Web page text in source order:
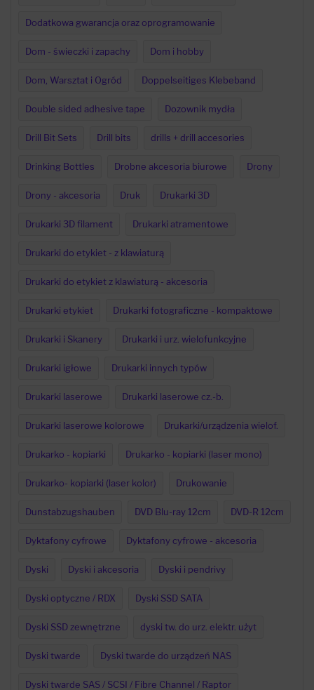
Dodatkowa gwarancja oraz oprogramowanie
Dom - świeczki i zapachy Dom i hobby
Dom, Warsztat i Ogród Doppelseitiges Klebeband
Double sided adhesive tape Dozownik mydła
Drill Bit Sets Drill bits drills + drill accesories
Drinking Bottles Drobne akcesoria biurowe Drony
Drony - akcesoria Druk Drukarki 3D
Drukarki 3D filament Drukarki atramentowe
Drukarki do etykiet - z klawiaturą
Drukarki do etykiet z klawiaturą - akcesoria
Drukarki etykiet Drukarki fotograficzne - kompaktowe
Drukarki i Skanery Drukarki i urz. wielofunkcyjne
Drukarki igłowe Drukarki innych typów
Drukarki laserowe Drukarki laserowe cz.-b.
Drukarki laserowe kolorowe Drukarki/urządzenia wielof.
Drukarko - kopiarki Drukarko - kopiarki (laser mono)
Drukarko- kopiarki (laser kolor) Drukowanie
Dunstabzugshauben DVD Blu-ray 12cm DVD-R 12cm
Dyktafony cyfrowe Dyktafony cyfrowe - akcesoria
Dyski Dyski i akcesoria Dyski i pendrivy
Dyski optyczne / RDX Dyski SSD SATA
Dyski SSD zewnętrzne dyski tw. do urz. elektr. użyt
Dyski twarde Dyski twarde do urządzeń NAS
Dyski twarde SAS / SCSI / Fibre Channel / Raptor